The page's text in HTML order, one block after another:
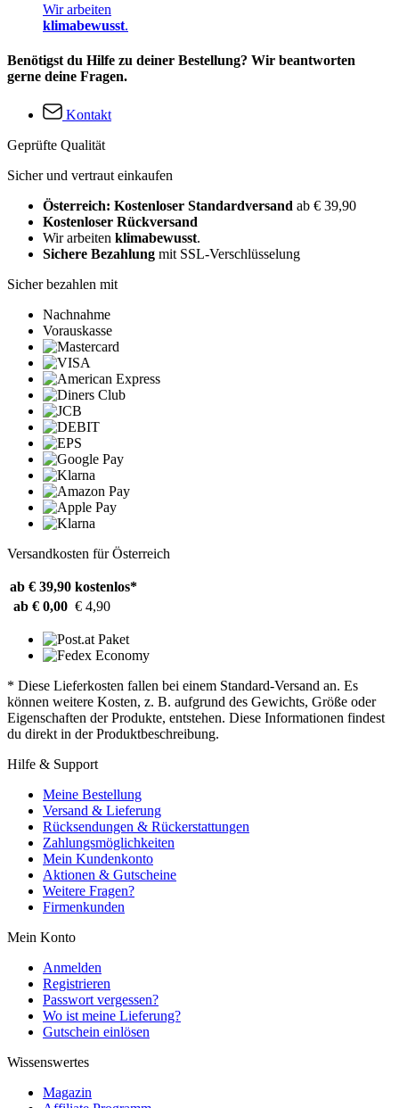
Wir arbeiten
klimabewusst.
Benötigst du Hilfe zu deiner Bestellung? Wir beantworten
gerne deine Fragen.
Kontakt
Geprüfte Qualität
Sicher und vertraut einkaufen
Österreich: Kostenloser Standardversand ab € 39,90
Kostenloser Rückversand
Wir arbeiten klimabewusst.
Sichere Bezahlung mit SSL-Verschlüsselung
Sicher bezahlen mit
Nachnahme
Vorauskasse
Versandkosten für Österreich
ab € 39,90 kostenlos*
ab € 0,00 € 4,90
* Diese Lieferkosten fallen bei einem Standard-Versand an. Es
können weitere Kosten, z. B. aufgrund des Gewichts, Größe oder
Eigenschaften der Produkte, entstehen. Diese Informationen findest
du direkt in der Produktbeschreibung.
Hilfe & Support
Meine Bestellung
Versand & Lieferung
Rücksendungen & Rückerstattungen
Zahlungsmöglichkeiten
Mein Kundenkonto
Aktionen & Gutscheine
Weitere Fragen?
Firmenkunden
Mein Konto
Anmelden
Registrieren
Passwort vergessen?
Wo ist meine Lieferung?
Gutschein einlösen
Wissenswertes
Magazin